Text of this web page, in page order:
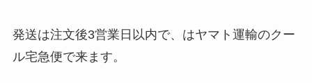
発送は注文後3営業日以内で、はヤマト運輸のクー
ル宅急便で来ます。